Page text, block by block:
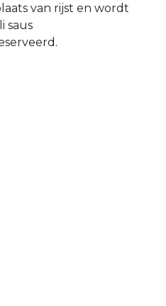
van rijst en wordt
saus